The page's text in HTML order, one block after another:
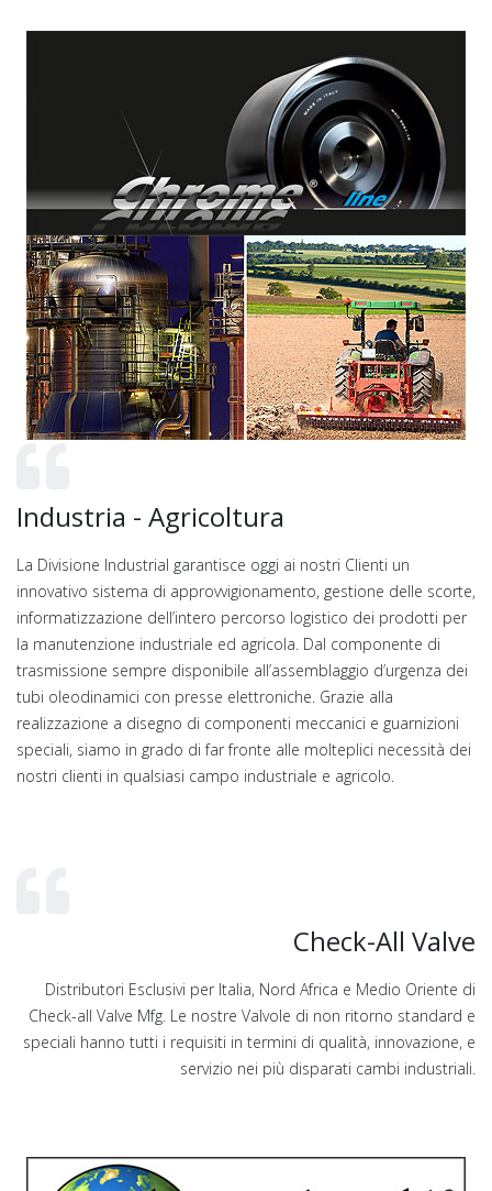
Industria - Agricoltura
La Divisione Industrial garantisce oggi ai nostri Clienti un
innovativo sistema di approvvigionamento, gestione delle scorte,
informatizzazione dell’intero percorso logistico dei prodotti per
la manutenzione industriale ed agricola. Dal componente di
trasmissione sempre disponibile all’assemblaggio d’urgenza dei
tubi oleodinamici con presse elettroniche. Grazie alla
realizzazione a disegno di componenti meccanici e guarnizioni
speciali, siamo in grado di far fronte alle molteplici necessità dei
nostri clienti in qualsiasi campo industriale e agricolo.
Check-All Valve
Distributori Esclusivi per Italia, Nord Africa e Medio Oriente di
Check-all Valve Mfg. Le nostre Valvole di non ritorno standard e
speciali hanno tutti i requisiti in termini di qualità, innovazione, e
servizio nei più disparati cambi industriali.